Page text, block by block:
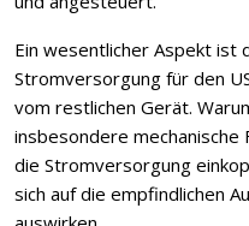
Ein wesentlicher Aspekt ist
Stromversorgung für den
vom restlichen Gerät.
insbesondere mechanische
die Stromversorgung
sich auf die empfindlichen